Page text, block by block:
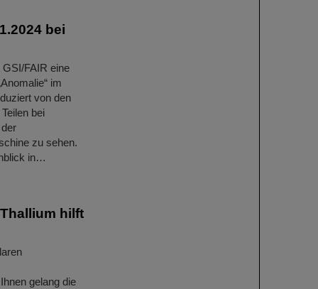
bei
FAIR eine
im
von den
bei
zu sehen.
in…
hilft
gelang die